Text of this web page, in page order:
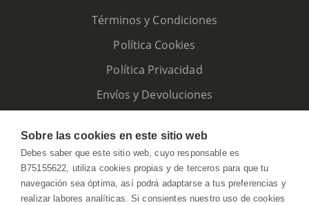
Términos y Condiciones
Política Cookies
Política Privacidad
Envíos y Devoluciones
Sobre las cookies en este sitio web
Debes saber que este sitio web, cuyo responsable es
B75155622, utiliza cookies propias y de terceros para que tu
navegación sea óptima, así podrá adaptarse a tus preferencias y
realizar labores analíticas. Si consientes nuestro uso de cookies